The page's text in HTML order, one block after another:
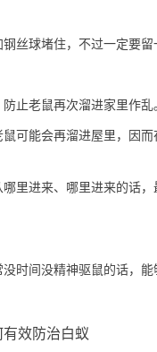
丝球堵住，不过一定要
防止老鼠再次溜进家里作乱
可能会再溜进屋里，因
里进来、哪里进来的话
时间没精神驱鼠的话，能
效防治白蚁